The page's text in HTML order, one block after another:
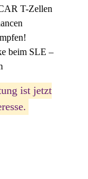
T-Zellen
beim SLE –
ist jetzt